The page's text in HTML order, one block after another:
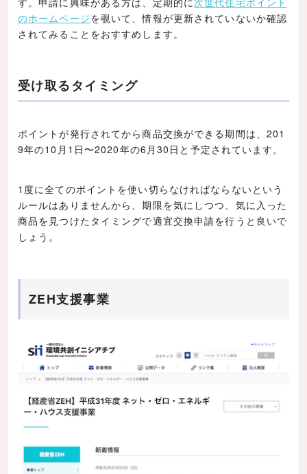
のホームページを覗いて、情報が更新されていないか確認
されてみることをおすすめします。
受け取るタイミング
ポイントが発行されてから商品交換ができる期間は、201
9年の10月1日〜2020年の6月30日と予定されています。
1度に全てのポイントを使い切らなければならないという
ルールはありませんから、期限を気にしつつ、気に入った
商品を見つけたタイミングで適宜交換申請を行うと良いで
しょう。
ZEH支援事業